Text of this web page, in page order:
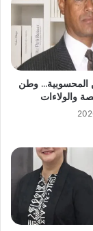
وطن
والولاءات